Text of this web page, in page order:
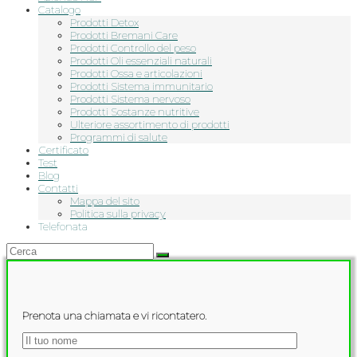
Catalogo
Prodotti Detox
Prodotti Bremani Care
Prodotti Controllo del peso
Prodotti Oli essenziali naturali
Prodotti Ossa e articolazioni
Prodotti Sistema immunitario
Prodotti Sistema nervoso
Prodotti Sostanze nutritive
Ulteriore assortimento di prodotti
Programmi di salute
Сertificato
Test
Blog
Contatti
Mappa del sito
Politica sulla privacy
Telefonata
Prenota una chiamata e vi ricontatero.